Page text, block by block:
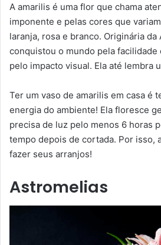
A amarilis é uma flor que chama
imponente e pelas cores que
laranja, rosa e branco. Originária da
conquistou o mundo pela facilidade
pelo impacto visual. Ela até lembra
Ter um vaso de amarilis em casa é
energia do ambiente! Ela floresce
precisa de luz pelo menos 6 horas
tempo depois de cortada. Por isso,
fazer seus arranjos!
Astromelias